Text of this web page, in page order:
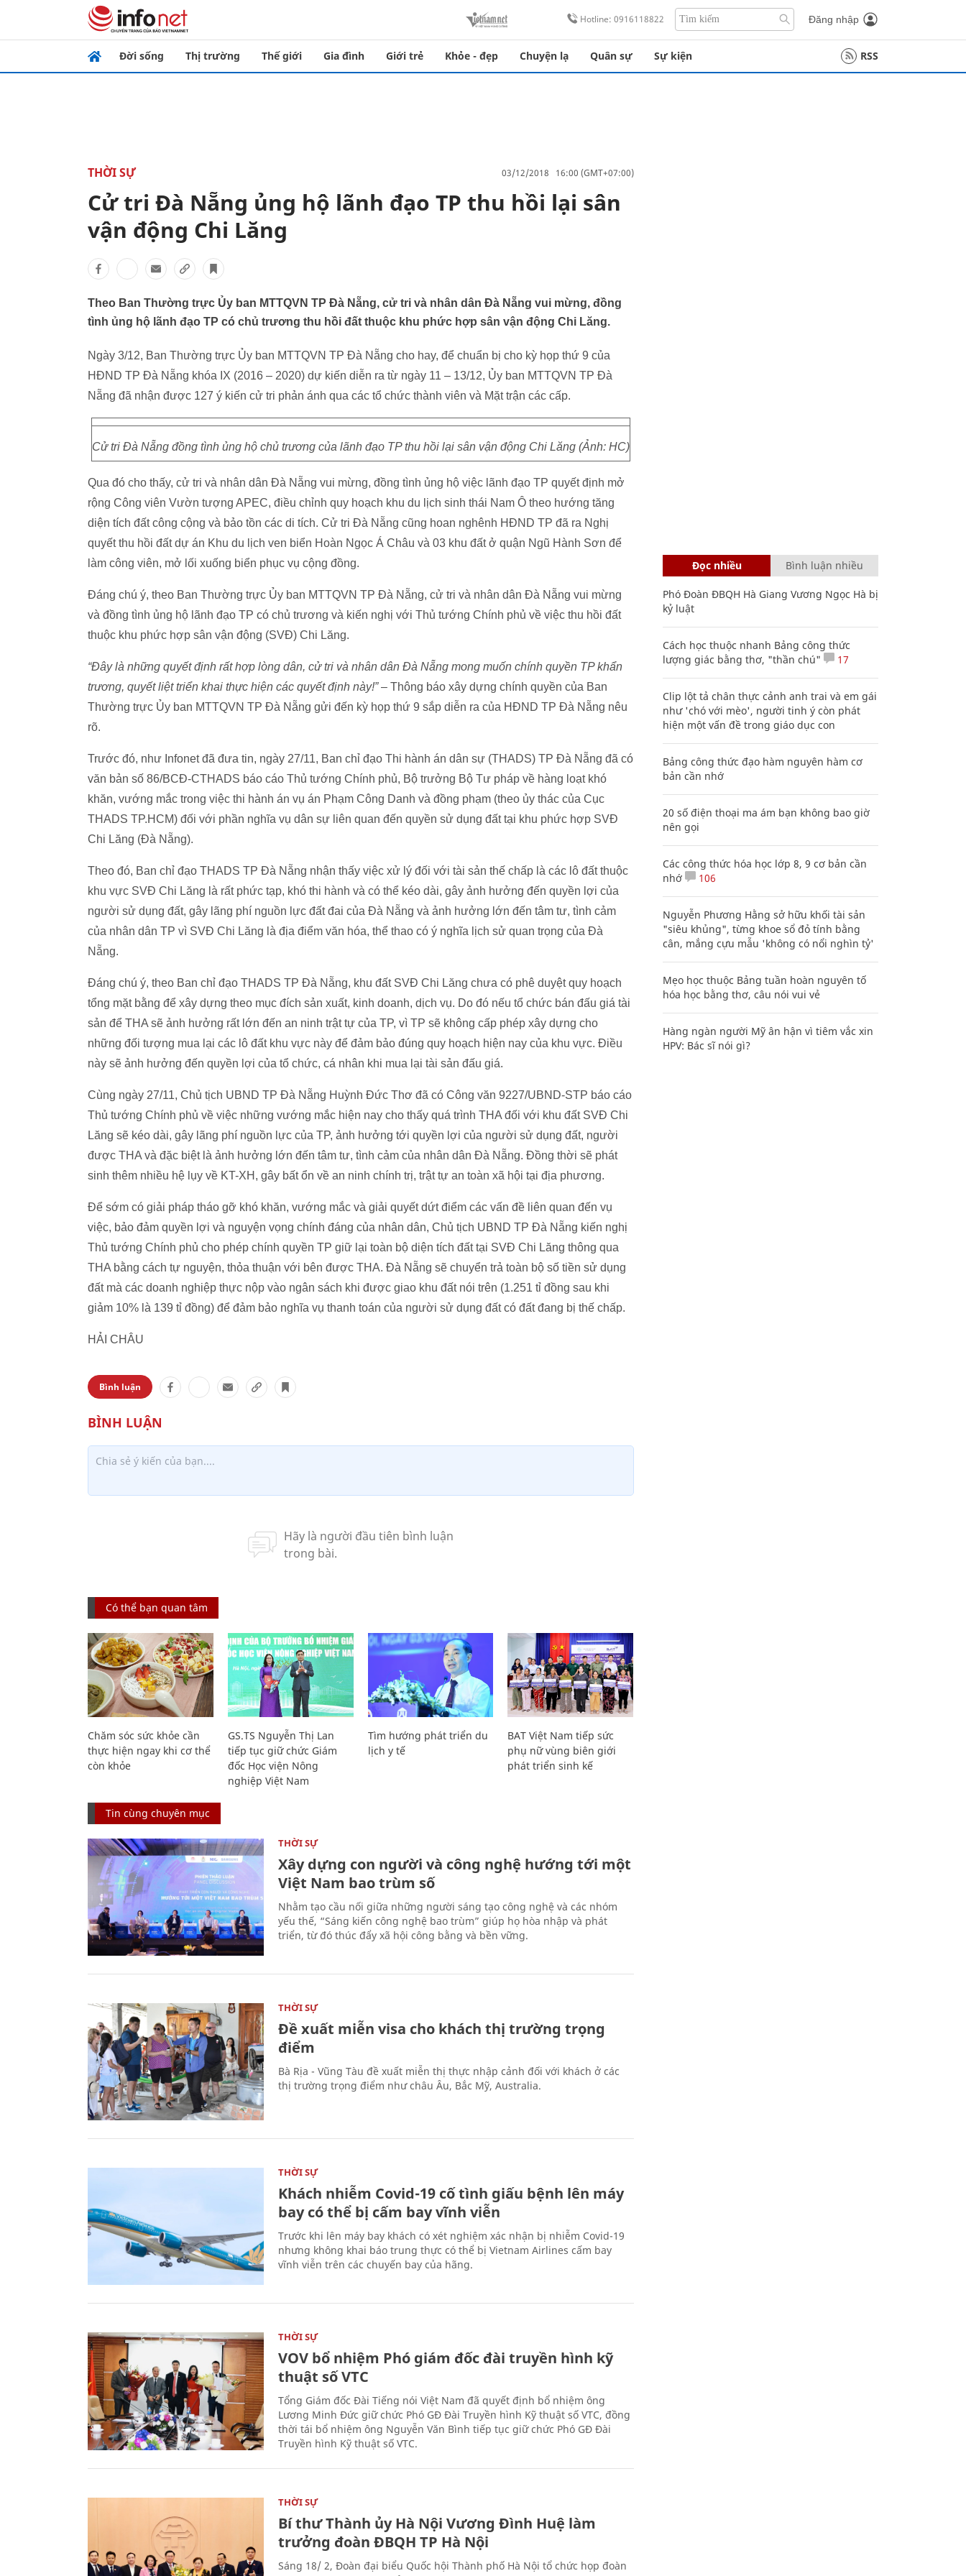
Hotline: 0916118822 Đăng nhập
Đời sống Thị trường Thế giới Gia đình Giới trẻ Khỏe - đẹp Chuyện lạ Quân sự Sự kiện RSS
THỜI SỰ 03/12/2018 16:00 (GMT+07:00)
Cử tri Đà Nẵng ủng hộ lãnh đạo TP thu hồi lại sân
vận động Chi Lăng
Theo Ban Thường trực Ủy ban MTTQVN TP Đà Nẵng, cử tri và nhân dân Đà Nẵng vui mừng, đồng
tình ủng hộ lãnh đạo TP có chủ trương thu hồi đất thuộc khu phức hợp sân vận động Chi Lăng.
Ngày 3/12, Ban Thường trực Ủy ban MTTQVN TP Đà Nẵng cho hay, để chuẩn bị cho kỳ họp thứ 9 của
HĐND TP Đà Nẵng khóa IX (2016 – 2020) dự kiến diễn ra từ ngày 11 – 13/12, Ủy ban MTTQVN TP Đà
Nẵng đã nhận được 127 ý kiến cử tri phản ánh qua các tổ chức thành viên và Mặt trận các cấp.
Cử tri Đà Nẵng đồng tình ủng hộ chủ trương của lãnh đạo TP thu hồi lại sân vận động Chi Lăng (Ảnh: HC)
Qua đó cho thấy, cử tri và nhân dân Đà Nẵng vui mừng, đồng tình ủng hộ việc lãnh đạo TP quyết định mở
rộng Công viên Vườn tượng APEC, điều chỉnh quy hoạch khu du lịch sinh thái Nam Ô theo hướng tăng
diện tích đất công cộng và bảo tồn các di tích. Cử tri Đà Nẵng cũng hoan nghênh HĐND TP đã ra Nghị
quyết thu hồi đất dự án Khu du lịch ven biển Hoàn Ngọc Á Châu và 03 khu đất ở quận Ngũ Hành Sơn để
làm công viên, mở lối xuống biển phục vụ cộng đồng.
Đáng chú ý, theo Ban Thường trực Ủy ban MTTQVN TP Đà Nẵng, cử tri và nhân dân Đà Nẵng vui mừng
và đồng tình ủng hộ lãnh đạo TP có chủ trương và kiến nghị với Thủ tướng Chính phủ về việc thu hồi đất
thuộc khu phức hợp sân vận động (SVĐ) Chi Lăng.
“Đây là những quyết định rất hợp lòng dân, cử tri và nhân dân Đà Nẵng mong muốn chính quyền TP khẩn
trương, quyết liệt triển khai thực hiện các quyết định này!”– Thông báo xây dựng chính quyền của Ban
Thường trực Ủy ban MTTQVN TP Đà Nẵng gửi đến kỳ họp thứ 9 sắp diễn ra của HĐND TP Đà Nẵng nêu
rõ.
Trước đó, như Infonet đã đưa tin, ngày 27/11, Ban chỉ đạo Thi hành án dân sự (THADS) TP Đà Nẵng đã có
văn bản số 86/BCĐ-CTHADS báo cáo Thủ tướng Chính phủ, Bộ trưởng Bộ Tư pháp về hàng loạt khó
khăn, vướng mắc trong việc thi hành án vụ án Phạm Công Danh và đồng phạm (theo ủy thác của Cục
THADS TP.HCM) đối với phần nghĩa vụ dân sự liên quan đến quyền sử dụng đất tại khu phức hợp SVĐ
Chi Lăng (Đà Nẵng).
Theo đó, Ban chỉ đạo THADS TP Đà Nẵng nhận thấy việc xử lý đối với tài sản thế chấp là các lô đất thuộc
khu vực SVĐ Chi Lăng là rất phức tạp, khó thi hành và có thể kéo dài, gây ảnh hưởng đến quyền lợi của
người sử dụng đất, gây lãng phí nguồn lực đất đai của Đà Nẵng và ảnh hưởng lớn đến tâm tư, tình cảm
của nhân dân TP vì SVĐ Chi Lăng là địa điểm văn hóa, thể thao có ý nghĩa lịch sử quan trọng của Đà
Nẵng.
Đáng chú ý, theo Ban chỉ đạo THADS TP Đà Nẵng, khu đất SVĐ Chi Lăng chưa có phê duyệt quy hoạch
tổng mặt bằng để xây dựng theo mục đích sản xuất, kinh doanh, dịch vụ. Do đó nếu tổ chức bán đấu giá tài
sản để THA sẽ ảnh hưởng rất lớn đến an ninh trật tự của TP, vì TP sẽ không cấp phép xây dựng cho
những đối tượng mua lại các lô đất khu vực này để đảm bảo đúng quy hoạch hiện nay của khu vực. Điều
này sẽ ảnh hưởng đến quyền lợi của tổ chức, cá nhân khi mua lại tài sản đấu giá.
Cùng ngày 27/11, Chủ tịch UBND TP Đà Nẵng Huỳnh Đức Thơ đã có Công văn 9227/UBND-STP báo cáo
Thủ tướng Chính phủ về việc những vướng mắc hiện nay cho thấy quá trình THA đối với khu đất SVĐ Chi
Lăng sẽ kéo dài, gây lãng phí nguồn lực của TP, ảnh hưởng tới quyền lợi của người sử dụng đất, người
được THA và đặc biệt là ảnh hưởng lớn đến tâm tư, tình cảm của nhân dân Đà Nẵng. Đồng thời sẽ phát
sinh thêm nhiều hệ lụy về KT-XH, gây bất ổn về an ninh chính trị, trật tự an toàn xã hội tại địa phương.
Để sớm có giải pháp tháo gỡ khó khăn, vướng mắc và giải quyết dứt điểm các vấn đề liên quan đến vụ
việc, bảo đảm quyền lợi và nguyện vọng chính đáng của nhân dân, Chủ tịch UBND TP Đà Nẵng kiến nghị
Thủ tướng Chính phủ cho phép chính quyền TP giữ lại toàn bộ diện tích đất tại SVĐ Chi Lăng thông qua
THA bằng cách tự nguyện, thỏa thuận với bên được THA. Đà Nẵng sẽ chuyển trả toàn bộ số tiền sử dụng
đất mà các doanh nghiệp thực nộp vào ngân sách khi được giao khu đất nói trên (1.251 tỉ đồng sau khi
giảm 10% là 139 tỉ đồng) để đảm bảo nghĩa vụ thanh toán của người sử dụng đất có đất đang bị thế chấp.
HẢI CHÂU
Bình luận
Có thể bạn quan tâm
Chăm sóc sức khỏe cần
thực hiện ngay khi cơ thể
còn khỏe
GS.TS Nguyễn Thị Lan
tiếp tục giữ chức Giám
đốc Học viện Nông
nghiệp Việt Nam
Tìm hướng phát triển du
lịch y tế
BAT Việt Nam tiếp sức
phụ nữ vùng biên giới
phát triển sinh kế
Tin cùng chuyên mục
THỜI SỰ
Xây dựng con người và công nghệ hướng tới một
Việt Nam bao trùm số
Nhằm tạo cầu nối giữa những người sáng tạo công nghệ và các nhóm
yếu thế, “Sáng kiến công nghệ bao trùm” giúp họ hòa nhập và phát
triển, từ đó thúc đẩy xã hội công bằng và bền vững.
THỜI SỰ
Đề xuất miễn visa cho khách thị trường trọng
điểm
Bà Rịa - Vũng Tàu đề xuất miễn thị thực nhập cảnh đối với khách ở các
thị trường trọng điểm như châu Âu, Bắc Mỹ, Australia.
THỜI SỰ
Khách nhiễm Covid-19 cố tình giấu bệnh lên máy
bay có thể bị cấm bay vĩnh viễn
Trước khi lên máy bay khách có xét nghiệm xác nhận bị nhiễm Covid-19
nhưng không khai báo trung thực có thể bị Vietnam Airlines cấm bay
vĩnh viễn trên các chuyến bay của hãng.
THỜI SỰ
VOV bổ nhiệm Phó giám đốc đài truyền hình kỹ
thuật số VTC
Tổng Giám đốc Đài Tiếng nói Việt Nam đã quyết định bổ nhiệm ông
Lương Minh Đức giữ chức Phó GĐ Đài Truyền hình Kỹ thuật số VTC, đồng
thời tái bổ nhiệm ông Nguyễn Văn Bình tiếp tục giữ chức Phó GĐ Đài
Truyền hình Kỹ thuật số VTC.
THỜI SỰ
Bí thư Thành ủy Hà Nội Vương Đình Huệ làm
trưởng đoàn ĐBQH TP Hà Nội
Sáng 18/ 2, Đoàn đại biểu Quốc hội Thành phố Hà Nội tổ chức họp đoàn
Đọc nhiều Bình luận nhiều
Phó Đoàn ĐBQH Hà Giang Vương Ngọc Hà bị
kỷ luật
Cách học thuộc nhanh Bảng công thức
lượng giác bằng thơ, "thần chú"
17
Clip lột tả chân thực cảnh anh trai và em gái
như 'chó với mèo', người tinh ý còn phát
hiện một vấn đề trong giáo dục con
Bảng công thức đạo hàm nguyên hàm cơ
bản cần nhớ
20 số điện thoại ma ám bạn không bao giờ
nên gọi
Các công thức hóa học lớp 8, 9 cơ bản cần
nhớ
106
Nguyễn Phương Hằng sở hữu khối tài sản
"siêu khủng", từng khoe sổ đỏ tính bằng
cân, mắng cựu mẫu 'không có nổi nghìn tỷ'
Mẹo học thuộc Bảng tuần hoàn nguyên tố
hóa học bằng thơ, câu nói vui vẻ
Hàng ngàn người Mỹ ân hận vì tiêm vắc xin
HPV: Bác sĩ nói gì?